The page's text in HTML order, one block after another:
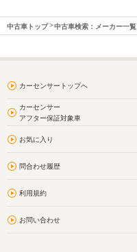
中古車トップ 中古車検索：メーカー一覧
カーセンサートップへ
カーセンサー
アフター保証対象車
お気に入り
問合わせ履歴
利用規約
お問い合わせ